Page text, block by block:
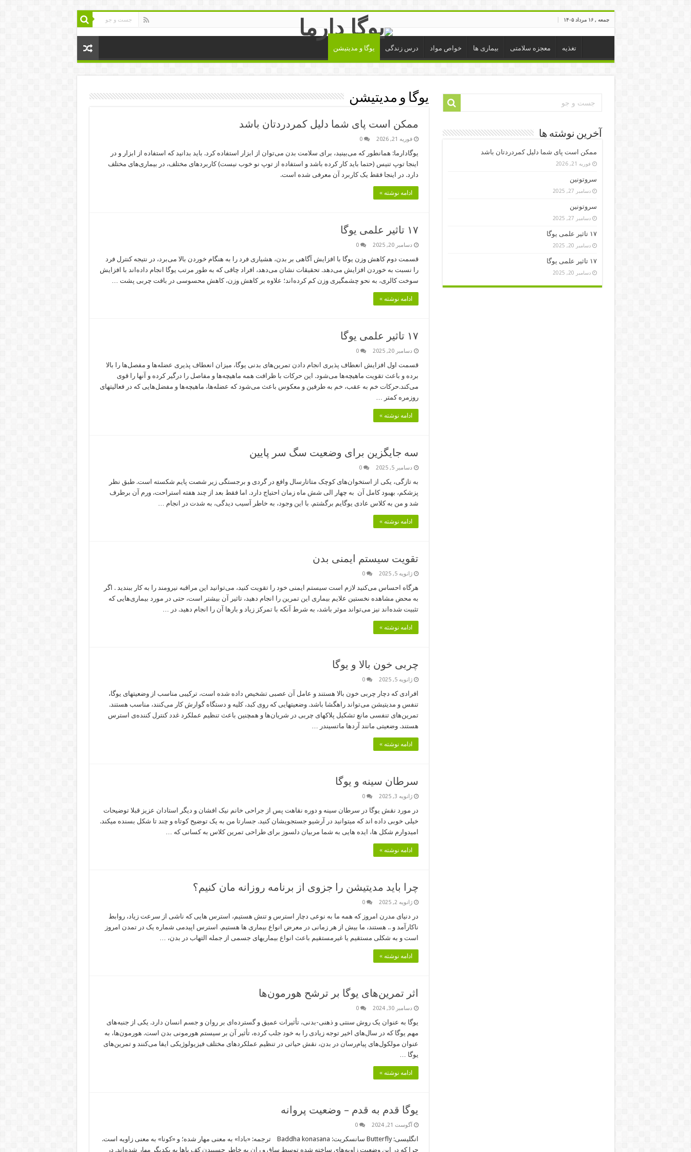
جمعه , ۱۶ مرداد ۱۴۰۵
تغذیه معجزه سلامتی بیماری ها خواص مواد درس زندگی یوگا و مدیتیشن
یوگا و مدیتیشن
ممکن است پای شما دلیل کمردردتان باشد
فوریه 21, 2026 0
یوگادارما: همانطور که می‌بینید، برای سلامت بدن می‌توان از ابزار استفاده کرد. باید بدانید که استفاده از ابزار و در
اینجا توپ تنیس (حتما باید کار کرده باشد و استفاده از توپ نو خوب نیست) کاربردهای مختلف، در بیماری‌های مختلف
دارد. در اینجا فقط یک کاربرد آن معرفی شده است.
ادامه نوشته »
۱۷ تاثیر علمی یوگا
دسامبر 20, 2025 0
قسمت دوم کاهش وزن یوگا با افزایش آگاهی بر بدن، هشیاری فرد را به هنگام خوردن بالا می‌برد، در نتیجه کنترل فرد
را نسبت به خوردن افزایش می‌دهد. تحقیقات نشان می‌دهد، افراد چاقی که به طور مرتب یوگا انجام داده‌اند با افزایش
سوخت کالری، به نحو چشمگیری وزن کم کرده‌اند؛ علاوه بر کاهش وزن، کاهش محسوسی در بافت چربی پشت …
ادامه نوشته »
۱۷ تاثیر علمی یوگا
دسامبر 20, 2025 0
قسمت اول افزایش انعطاف پذیری انجام دادن تمرین‌های بدنی یوگا، میزان انعطاف پذیری عضله‌ها و مفصل‌ها را بالا
برده و باعث تقویت ماهیچه‌ها می‌شود. این حرکات با ظرافت همه ماهیچه‌ها و مفاصل را درگیر کرده و آنها را قوی
می‌کند.حرکات خم به عقب، خم به طرفین و معکوس باعث می‌شود که عضله‌ها، ماهیچه‌ها و مفضل‌هایی که در فعالیتهای
روزمره کمتر …
ادامه نوشته »
سه جایگزین برای وضعیت سگ سر پایین
دسامبر 5, 2025 0
به تازگی، یکی از استخوان‌های کوچک متاتارسال وافع در گردی و برجستگی زیر شصت پایم شکسته است. طبق نظر
پزشکم، بهبود کامل آن به چهار الی شش ماه زمان احتیاج دارد. اما فقط بعد از چند هفته استراحت، ورم آن برطرف
شد و من به کلاس عادی یوگایم برگشتم. با این وجود، به خاطر آسیب دیدگی، به شدت در انجام …
ادامه نوشته »
تقویت سیستم ایمنی بدن
ژانویه 5, 2025 0
هرگاه احساس می‌کنید لازم است سیستم ایمنی خود را تقویت کنید، می‌توانید این مراقبه نیرومند را به کار ببندید . اگر
به محض مشاهده نخستین علایم بیماری این تمرین را انجام دهید، تاثیر آن بیشتر است، حتی در مورد بیماری‌هایی که
تثبیت شده‌اند نیز می‌تواند موثر باشد، به شرط آنکه با تمرکز زیاد و بارها آن را انجام دهید. در …
ادامه نوشته »
چربی خون بالا و یوگا
ژانویه 5, 2025 0
افرادی که دچار چربی خون بالا هستند و عامل آن عصبی تشخیص داده شده است، ترکیبی مناسب از وضعیتهای یوگا،
تنفس و مدیتیشن می‌تواند راهگشا باشد. وضعیتهایی که روی کبد، کلیه و دستگاه گوارش کار می‌کنند، مناسب هستند.
تمرین‌های تنفسی مانع تشکیل پلاکهای چربی در شریان‌ها و همچنین باعث تنظیم عملکرد غدد کنترل کننده‌ی استرس
هستند. وضعیتی مانند آردها ماتسیندر …
ادامه نوشته »
سرطان سینه و یوگا
ژانویه 3, 2025 0
در مورد نقش یوگا در سرطان سینه و دوره نقاهت پس از جراحی خانم نیک افشان و دیگر استادان عزیز قبلا توضیحات
خیلی خوبی داده اند که میتوانید در آرشیو جستجویشان کنید. جسارتا من به یک توضیح کوتاه و چند تا شکل بسنده میکند.
امیدوارم شکل ها، ایده هایی به شما مربیان دلسوز برای طراحی تمرین کلاس به کسانی که …
ادامه نوشته »
چرا باید مدیتیشن را جزوی از برنامه روزانه مان کنیم؟
ژانویه 2, 2025 0
در دنیای مدرن امروز که همه ما به نوعی دچار استرس و تنش هستیم، استرس هایی که ناشی از سرعت زیاد، روابط
ناکارآمد و .. هستند، ما بیش از هر زمانی در معرض انواع بیماری ها هستیم. استرس اپیدمی شماره یک در تمدن امروز
است و به شکلی مستقیم یا غیرمستقیم باعث انواع بیماریهای جسمی از جمله التهاب در بدن، …
ادامه نوشته »
اثر تمرین‌های یوگا بر ترشح هورمون‌ها
دسامبر 30, 2024 0
یوگا به عنوان یک روش سنتی و ذهنی-بدنی، تأثیرات عمیق و گسترده‌ای بر روان و جسم انسان دارد. یکی از جنبه‌های
مهم یوگا که در سال‌های اخیر توجه زیادی را به خود جلب کرده، تأثیر آن بر سیستم هورمونی بدن است. هورمون‌ها، به
عنوان مولکول‌های پیام‌رسان در بدن، نقش حیاتی در تنظیم عملکردهای مختلف فیزیولوژیکی ایفا می‌کنند و تمرین‌های
یوگا …
ادامه نوشته »
یوگا قدم به قدم – وضعیت پروانه
آگوست 21, 2024 0
انگلیسی: Butterfly سانسکریت: Baddha konasana ترجمه: «بادا» به معنی مهار شده؛ و «کونا» به معنی زاویه است.
چرا که در این وضعیت زاویه‌های ساخته شده توسط ساق و ران به خاطر چسبیدن کف پاها به یکدیگر مهار شده‌اند. در
آخرین نوشته ها
ممکن است پای شما دلیل کمردردتان باشد
فوریه 21, 2026
سروتونین
دسامبر 27, 2025
سروتونین
دسامبر 27, 2025
۱۷ تاثیر علمی یوگا
دسامبر 20, 2025
۱۷ تاثیر علمی یوگا
دسامبر 20, 2025